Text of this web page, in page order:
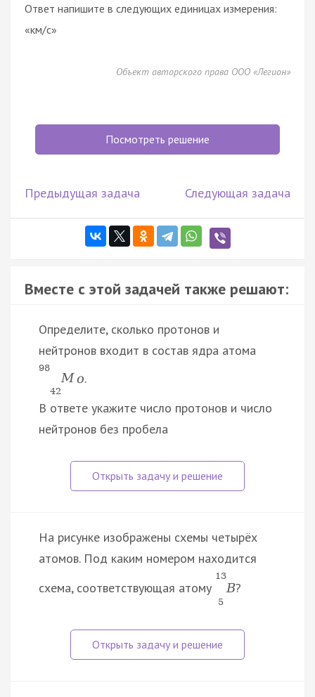
Ответ напишите в следующих единицах измерения:
«км/с»
Объект авторского права ООО «Легион»
Посмотреть решение
Предыдущая задача Следующая задача
Вместе с этой задачей также решают:
Определите, сколько протонов и
нейтронов входит в состав ядра атома
98
42
Mo.
В ответе укажите число протонов и число
нейтронов без пробела
На рисунке изображены схемы четырёх
атомов. Под каким номером находится
схема, соответствующая атому
13
5
B?